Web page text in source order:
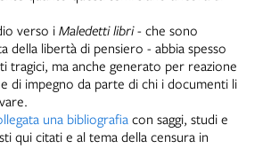
verso i Maledetti libri- che sono
della libertà di pensiero - abbia spesso
tragici, ma anche generato per reazione
di impegno da parte di chi i documenti li
una bibliografia con saggi, studi e
qui citati e al tema della censura in